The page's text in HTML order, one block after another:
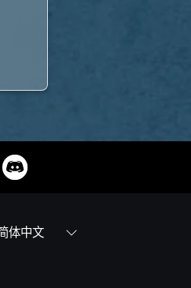
体中文